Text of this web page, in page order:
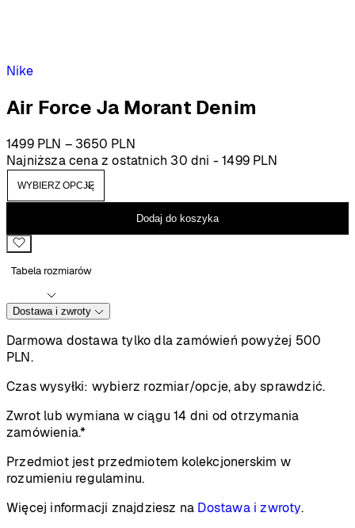
Nike
Air Force Ja Morant Denim
1499 PLN – 3650 PLNZakres
cen:
3650 PLN
Najniższa cena z ostatnich 30 dni -1499 PLN
Dodaj do koszyka
Tabela rozmiarów
Dostawa i zwroty
Darmowa dostawa tylko dla zamówień powyżej 500
PLN.
Czas wysyłki: wybierz rozmiar/opcje, aby sprawdzić.
Zwrot lub wymiana w ciągu 14 dni od otrzymania
zamówienia.*
Przedmiot jest przedmiotem kolekcjonerskim w
rozumieniu regulaminu.
Więcej informacji znajdziesz na Dostawa i zwroty.